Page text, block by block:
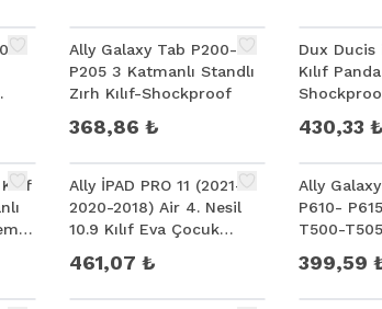
Ally Galaxy Tab P200-
P205 3 Katmanlı Standlı
Zırh Kılıf-Shockproof
368,86 ₺
Dux Ducis
Kılıf
430,33 ₺
Ally İPAD PRO 11 (2021-
2020-2018) Air 4. Nesil
10.9 Kılıf Eva Çocuk
Taşınabilir
461,07 ₺
Ally
P610-
T500-T505
Standlı
399,59